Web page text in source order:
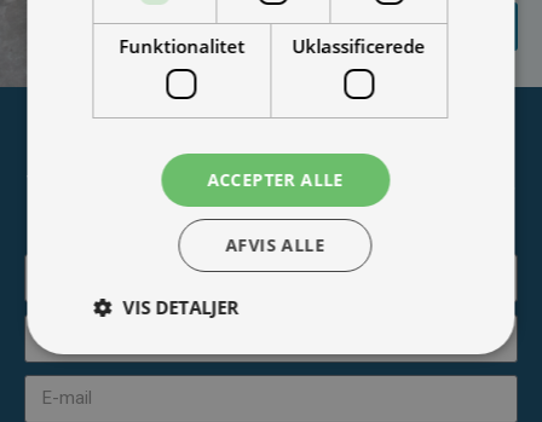
SEND
FORESPØRGSEL
Tilmeld nyhedsmail
Vær blandt de første til at modtage info om nye produkter,
tilbud, events og udstillinger.
Funktionalitet Uklassificerede
ACCEPTER ALLE
AFVIS ALLE
VIS DETALJER